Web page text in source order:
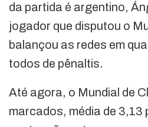
da partida é argentino,
jogador que disputou o
balançou as redes em
todos de pênaltis.
Até agora, o Mundial de
marcados, média de 3,13